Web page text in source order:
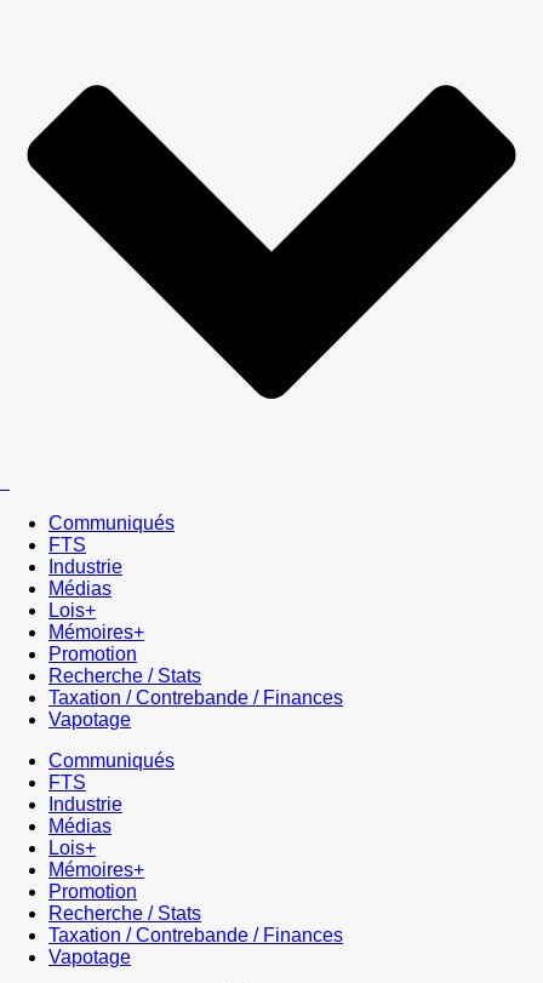
Communiqués
FTS
Industrie
Médias
Lois+
Mémoires+
Promotion
Recherche / Stats
Taxation / Contrebande / Finances
Vapotage
Communiqués
FTS
Industrie
Médias
Lois+
Mémoires+
Promotion
Recherche / Stats
Taxation / Contrebande / Finances
Vapotage